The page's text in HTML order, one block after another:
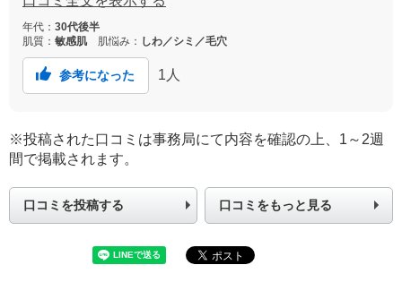
にせず使用しています。
年代： 30代後半
肌質： 敏感肌 肌悩み： しわ／シミ／毛穴
参考になった 1 人
※投稿された口コミは事務局にて内容を確認の上、1～2週
間で掲載されます。
口コミを投稿する 口コミをもっと見る